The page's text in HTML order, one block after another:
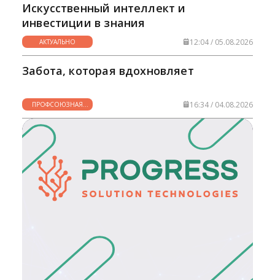
Искусственный интеллект и
инвестиции в знания
АКТУАЛЬНО 12:04 / 05.08.2026
Забота, которая вдохновляет
ПРОФСОЮЗНАЯ
ЖИЗНЬ
16:34 / 04.08.2026